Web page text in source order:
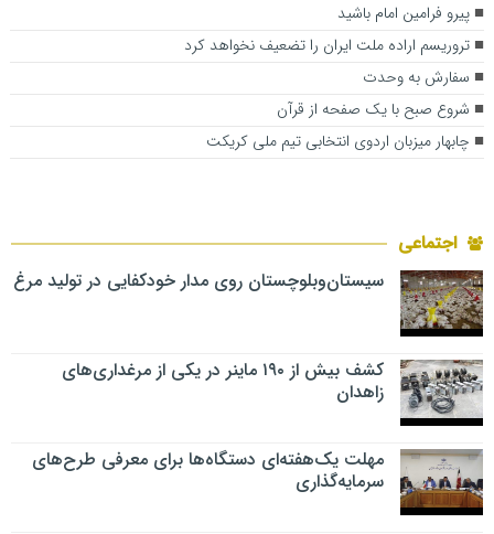
پیرو فرامین امام باشید
تروریسم اراده ملت ایران را تضعیف نخواهد کرد
سفارش به وحدت
شروع صبح با یک صفحه از قرآن
چابهار میزبان اردوی انتخابی تیم ملی کریکت
اجتماعی
سیستان‌وبلوچستان روی مدار خودکفایی در تولید مرغ
کشف بیش از ۱۹۰ ماینر در یکی از مرغداری‌های
زاهدان
مهلت یک‌هفته‌ای دستگاه‌ها برای معرفی طرح‌های
سرمایه‌گذاری